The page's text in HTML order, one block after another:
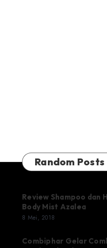
Random Posts
Review Shampoo dan
Body Mist Azalea
8 Mei, 2018
Combiphar Gelar